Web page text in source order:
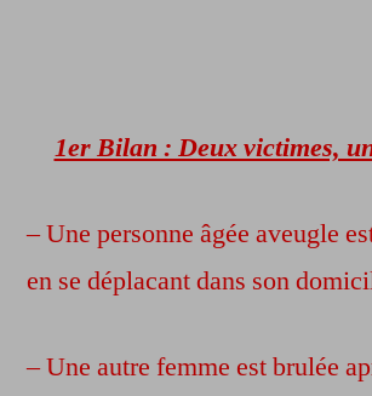
1er Bilan : Deux victimes,
– Une personne âgée aveugle
en se déplacant dans son
– Une autre femme est brulée